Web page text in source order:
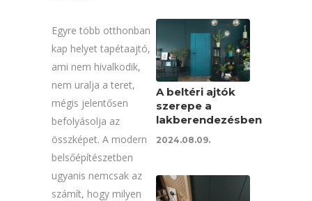
Egyre több otthonban
kap helyet tapétaajtó,
ami nem hivalkodik,
nem uralja a teret,
mégis jelentősen
befolyásolja az
összképet. A modern
belsőépítészetben
ugyanis nemcsak az
számít, hogy milyen
A beltéri ajtók
szerepe a
lakberendezésben
2024.08.09.